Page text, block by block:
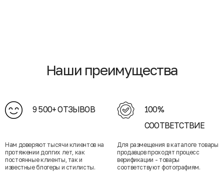
Наши преимущества
9 500+ ОТЗЫВОВ
Нам доверяют тысячи клиентов на
протяжении долгих лет, как
постоянные клиенты, так и
известные блогеры и стилисты.
100%
СООТВЕТСТВИЕ
Для размещения в каталоге товары
продавцов проходят процесс
верификации - товары
соответствуют фотографиям.